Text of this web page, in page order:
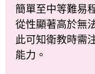
簡單至中等難易
從性顯著高於無
此可知衛教時需
能力。